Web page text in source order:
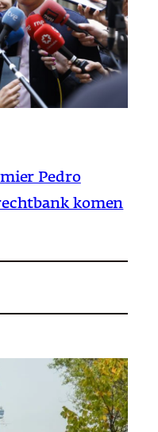
Pedro
komen